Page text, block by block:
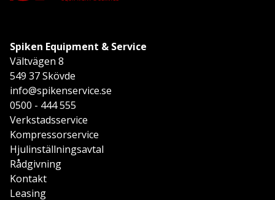
Spiken Equipment & Service
Vältvägen 8
549 37 Skövde
info@spikenservice.se
0500 - 444 555
Verkstadsservice
Kompressorservice
Hjulinställningsavtal
Rådgivning
Kontakt
Leasing